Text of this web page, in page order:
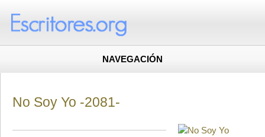
NAVEGACIÓN
No Soy Yo -2081-